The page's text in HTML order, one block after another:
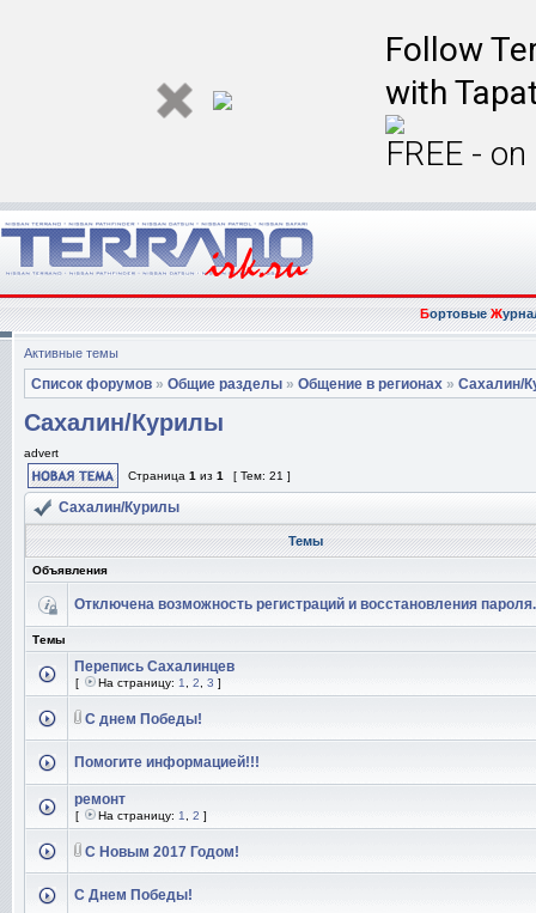
Follow
with
FREE -
БортовыеЖ
Активные темы
Список форумов » Общие разделы » Общение в регионах » Сахалин/
Сахалин/Курилы
advert
Страница 1 из 1 [ Тем: 21 ]
Сахалин/Курилы
Темы
Объявления
Отключена возможность регистраций и восстановления пароля.
Темы
Перепись Сахалинцев
[ На страницу: 1 2 3 ]
С днем Победы!
Помогите информацией!!!
ремонт
[ На страницу: 1 2 ]
С Новым 2017 Годом!
С Днем Победы!